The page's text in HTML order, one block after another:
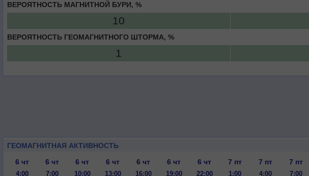
ВЕРОЯТНОСТЬ МАГНИТНОЙ БУРИ, %
10
ВЕРОЯТНОСТЬ ГЕОМАГНИТНОГО ШТОРМА, %
1
ГЕОМАГНИТНАЯ АКТИВНОСТЬ
6 чт
6 чт 6 чт 6 чт 6 чт 6 чт 6 чт 7 пт 7 пт 7 пт
4:00 7:00 10:00 13:00 16:00 19:00 22:00 1:00 4:00 7:00